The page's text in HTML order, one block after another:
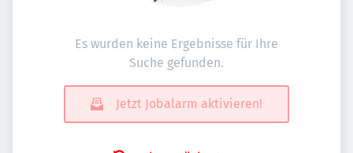
Es wurden keine Ergebnisse für Ihre
Suche gefunden.
Jetzt Jobalarm aktivieren!